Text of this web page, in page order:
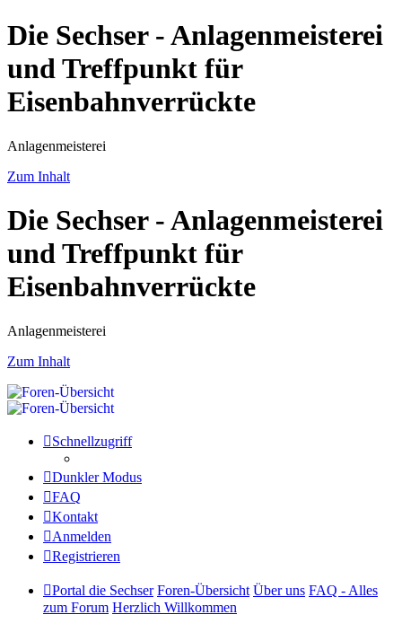
Die Sechser - Anlagenmeisterei
und Treffpunkt für
Eisenbahnverrückte
Anlagenmeisterei
Zum Inhalt
Die Sechser - Anlagenmeisterei
und Treffpunkt für
Eisenbahnverrückte
Anlagenmeisterei
Zum Inhalt
Schnellzugriff
Dunkler Modus
FAQ
Kontakt
Anmelden
Registrieren
Portal die Sechser Foren-Übersicht Über uns FAQ - Alles
zum Forum Herzlich Willkommen